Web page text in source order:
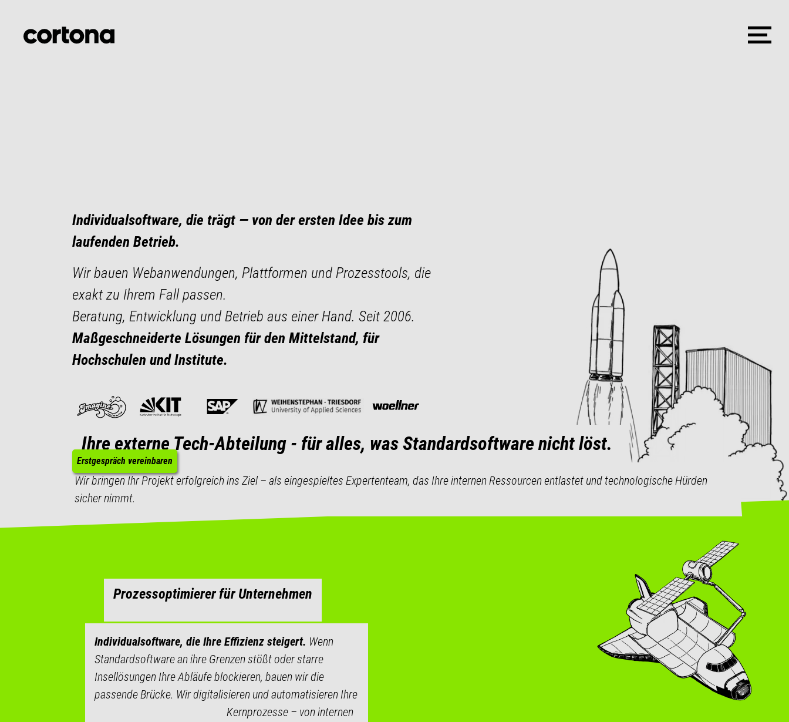
Individualsoftware, die trägt — von der ersten Idee bis zum
laufenden Betrieb.
Wir bauen Webanwendungen, Plattformen und Prozesstools, die
exakt zu Ihrem Fall passen.
Beratung, Entwicklung und Betrieb aus einer Hand. Seit 2006.
Maßgeschneiderte Lösungen für den Mittelstand, für
Hochschulen und Institute.
Erstgespräch vereinbaren
Ihre externe Tech-Abteilung - für alles, was Standardsoftware nicht löst.
Wir bringen Ihr Projekt erfolgreich ins Ziel – als eingespieltes Expertenteam, das Ihre internen Ressourcen entlastet und technologische Hürden
sicher nimmt.
Prozessoptimierer für Unternehmen
Individualsoftware, die Ihre Effizienz steigert. Wenn
Standardsoftware an ihre Grenzen stößt oder starre
Insellösungen Ihre Abläufe blockieren, bauen wir die
passende Brücke. Wir digitalisieren und automatisieren Ihre
Kernprozesse – von internen